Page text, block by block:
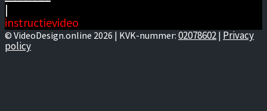
|
instructievideo
© VideoDesign.online 2026 | KVK-nummer: 02078602 | Privacy
policy